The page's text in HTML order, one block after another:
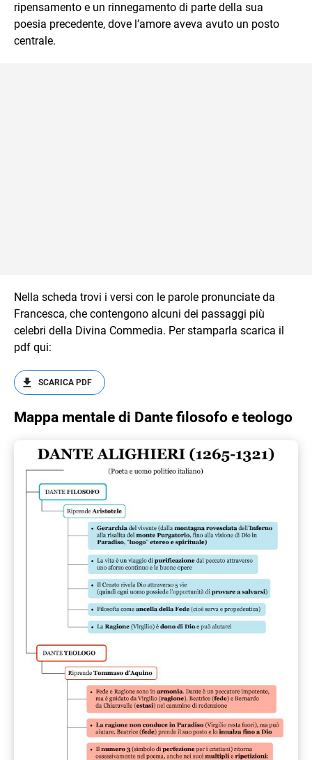
ripensamento e un rinnegamento di parte della sua
poesia precedente, dove l’amore aveva avuto un posto
centrale.
Nella scheda trovi i versi con le parole pronunciate da
Francesca, che contengono alcuni dei passaggi più
celebri della Divina Commedia. Per stamparla scarica il
pdf qui:
SCARICA PDF
Mappa mentale di Dante filosofo e teologo